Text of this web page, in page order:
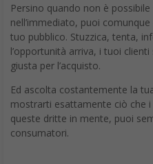
tuo pubblico. Stuzzica, tenta,
l’opportunità arriva, i tuoi
giusta per l’acquisto.
Ed ascolta costantemente la
mostrarti esattamente ciò che
queste dritte in mente, puoi
consumatori.